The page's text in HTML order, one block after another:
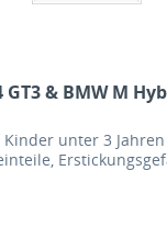
& BMW M
unter 3